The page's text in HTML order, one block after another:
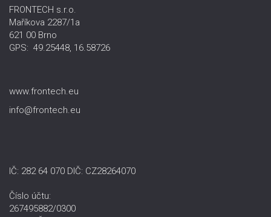
FRONTECH s.r.o.
Maříkova 2287/1a
621 00 Brno
GPS: 49.25448, 16.58726
www.frontech.eu
info@frontech.eu
IČ: 282 64 070 DIČ: CZ28264070
Číslo účtu:
267495882/0300